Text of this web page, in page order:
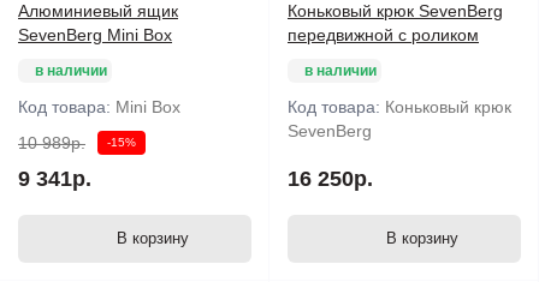
Алюминиевый ящик
SevenBerg Mini Box
в наличии
Код товара: Mini Box
10 989р.
-15%
9 341р.
В корзину
Коньковый крюк SevenBerg
передвижной с роликом
в наличии
Код товара: Коньковый крюк
SevenBerg
16 250р.
В корзину